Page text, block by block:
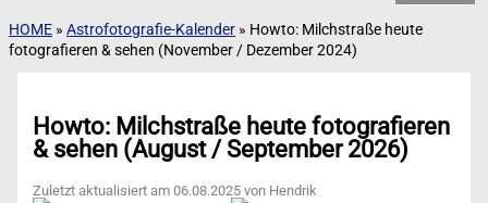
HOME » Astrofotografie-Kalender » Howto: Milchstraße heute
fotografieren & sehen (November / Dezember 2024)
Howto: Milchstraße heute fotografieren
& sehen (August / September 2026)
Zuletzt aktualisiert am 06.08.2025 von Hendrik